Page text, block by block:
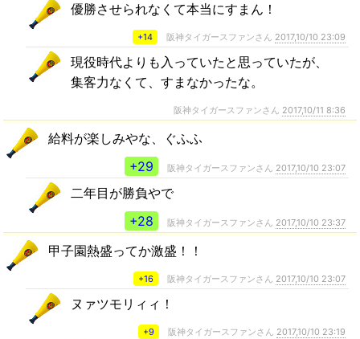
優勝させられなくて本当にすまん！
+14 阪神タイガースファンさん 2017,10/10 23:09
現役時代よりも入っていたと思っていたが、
集客力なくて、すまなかったな。
阪神タイガースファンさん 2017,10/11 8:36
給料が楽しみやな、ぐふふ
+29
阪神タイガースファンさん 2017,10/10 23:07
二年目が勝負やで
+28
阪神タイガースファンさん 2017,10/10 23:37
甲子園熱盛ってか激盛！！
+16 阪神タイガースファンさん 2017,10/10 23:07
ヌァツモリィィ！
+9 阪神タイガースファンさん 2017,10/10 23:19